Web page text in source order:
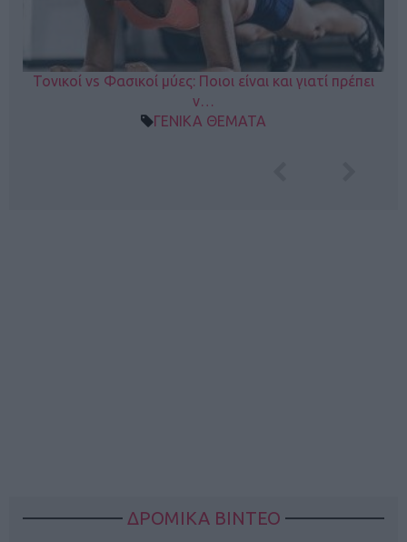
Τονικοί vs Φασικοί μύες: Ποιοι είναι και γιατί πρέπει
ν…
ΓΕΝΙΚΑ ΘΕΜΑΤΑ
ΔΡΟΜΙΚΑ ΒΙΝΤΕΟ